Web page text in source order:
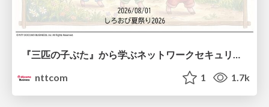
『三匹の子ぶた』から学ぶネットワークセキュリティの昔と今 / Network Security: Then and Now Through the Lens of The Three Little Pigs
nttcom
1 1.7k